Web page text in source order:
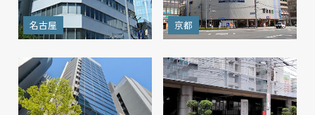
名古屋 京都